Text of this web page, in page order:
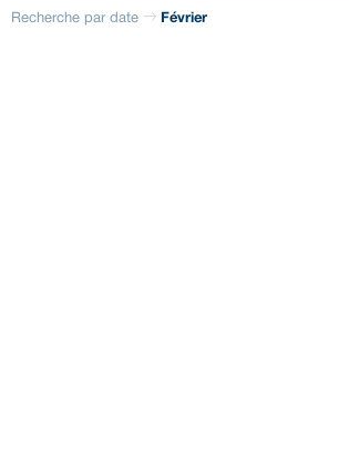
Recherche par date Février